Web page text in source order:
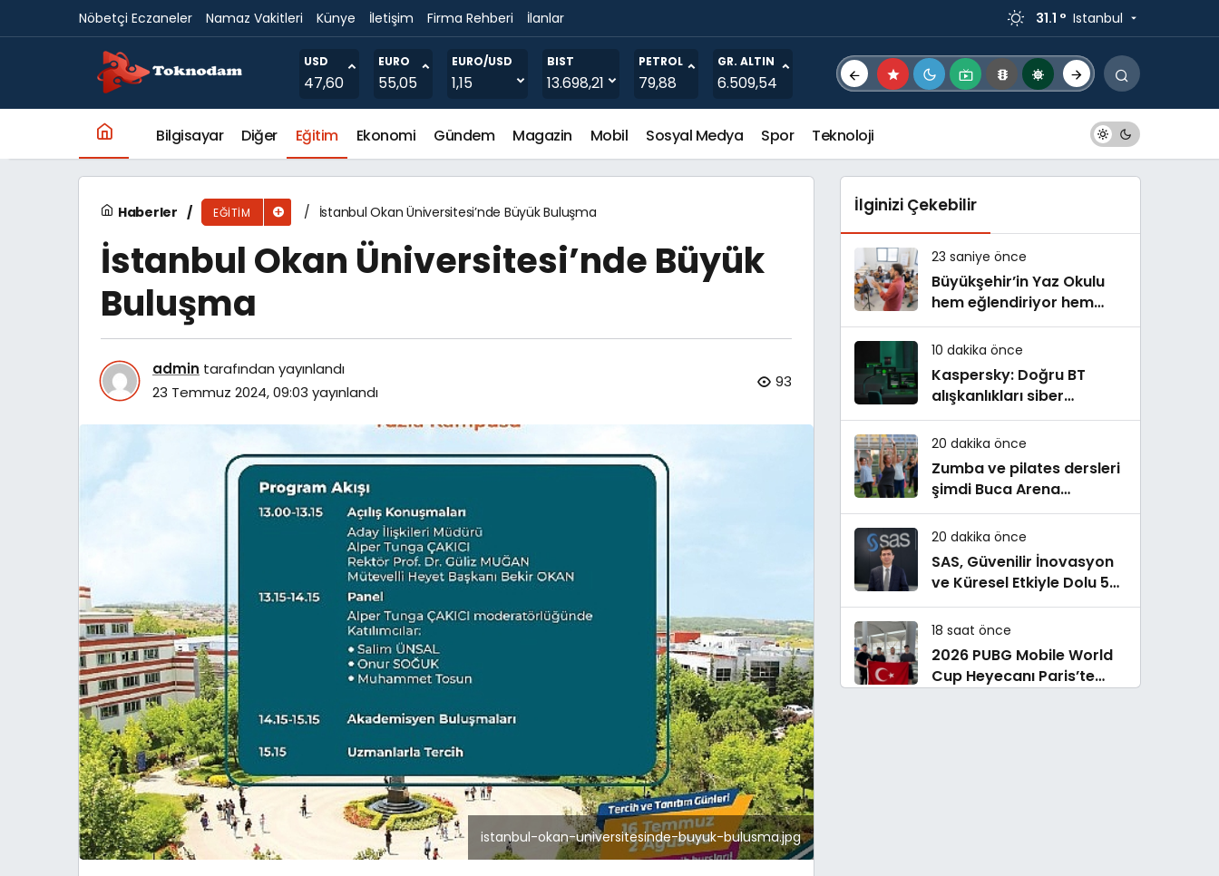
Nöbetçi Eczaneler Namaz Vakitleri Künye İletişim Firma Rehberi İlanlar 31.1 ° Istanbul
USD
47,60
EURO
55,05
EURO/USD
1,15
BIST
13.698,21
PETROL
79,88
GR. ALTIN
6.509,54
Bilgisayar Diğer Eğitim Ekonomi Gündem Magazin Mobil Sosyal Medya Spor Teknoloji
Haberler EĞITIM İstanbul Okan Üniversitesi’nde Büyük Buluşma
İstanbul Okan Üniversitesi’nde Büyük
Buluşma
admin tarafından yayınlandı
23 Temmuz 2024, 09:03 yayınlandı
93
istanbul-okan-universitesinde-buyuk-bulusma.jpg
İlginizi Çekebilir
23 saniye önce
Büyükşehir’in Yaz Okulu
hem eğlendiriyor hem
öğretiyor
10 dakika önce
Kaspersky: Doğru BT
alışkanlıkları siber
dayanıklılığı güçlendiriyor
20 dakika önce
Zumba ve pilates dersleri
şimdi Buca Arena
Stadı’nda
20 dakika önce
SAS, Güvenilir İnovasyon
ve Küresel Etkiyle Dolu 50
Yılı Geride Bırakıyor
18 saat önce
2026 PUBG Mobile World
Cup Heyecanı Paris’te
EÜ, URAP Dünya Alan Sıralamasında 11 alanda yer aldı